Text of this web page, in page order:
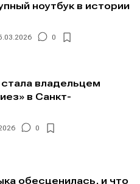
ноутбук в истории
0
владельцем
в Санкт-
0
обесценилась, и что